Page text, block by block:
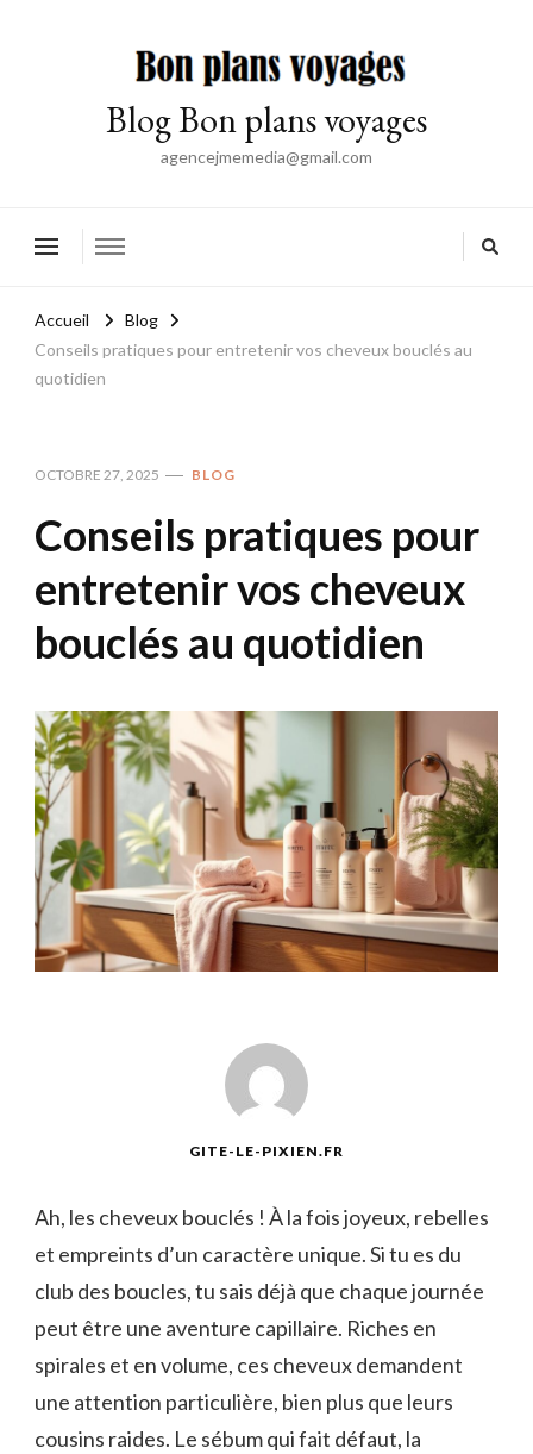
Blog Bon plans voyages
agencejmemedia@gmail.com
Accueil
Blog
Conseils pratiques pour entretenir vos cheveux bouclés au
quotidien
OCTOBRE 27, 2025 BLOG
Conseils pratiques pour
entretenir vos cheveux
bouclés au quotidien
GITE-LE-PIXIEN.FR
Ah, les cheveux bouclés ! À la fois joyeux, rebelles
et empreints d’un caractère unique. Si tu es du
club des boucles, tu sais déjà que chaque journée
peut être une aventure capillaire. Riches en
spirales et en volume, ces cheveux demandent
une attention particulière, bien plus que leurs
cousins raides. Le sébum qui fait défaut, la